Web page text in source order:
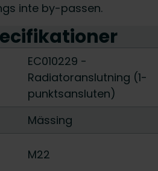
inte by-passen.
EC010229 -
Radiatoranslutning (1-
punktsansluten)
Mässing
M22